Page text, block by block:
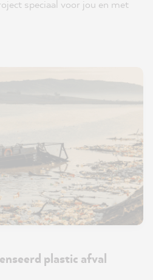
speciaal voor jou en met
plastic afval